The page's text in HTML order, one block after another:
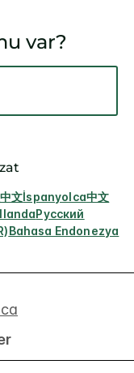
var?
文İspanyolca中文
Русский
Bahasa Endonezya